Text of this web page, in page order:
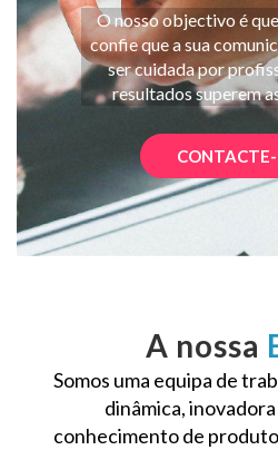
O nosso objectivo é
confie que a sua
ser cuidada por
resultados superem
A nossa
Somos uma equipa de
dinâmica,
conhecimento de